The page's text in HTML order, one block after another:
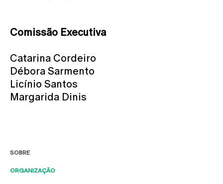
SOBRE
ORGANIZAÇÃO
Comissão Executiva
Catarina Cordeiro
Débora Sarmento
Licínio Santos
Margarida Dinis